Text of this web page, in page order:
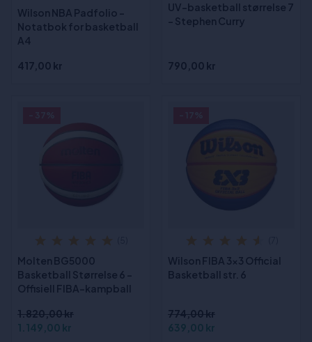
Wilson NBA Padfolio -
Notatbok for basketball
A4
417,00 kr
UV-basketball størrelse 7
- Stephen Curry
790,00 kr
Molten BG5000
Basketball Størrelse 6 -
Offisiell FIBA-kampball
1.820,00 kr
1.149,00 kr
Wilson FIBA 3x3 Official
Basketball str. 6
774,00 kr
639,00 kr